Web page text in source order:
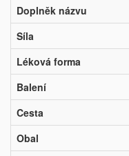
Doplněk názvu
Síla
Léková forma
Balení
Cesta
Obal